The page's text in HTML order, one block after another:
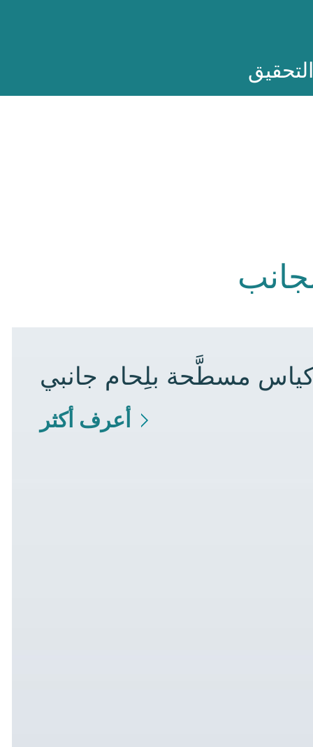
مسطَّحة بلِحام جانبي
أعرف أكثر